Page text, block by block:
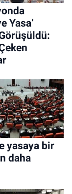
Yasa’
yasaya bir
daha